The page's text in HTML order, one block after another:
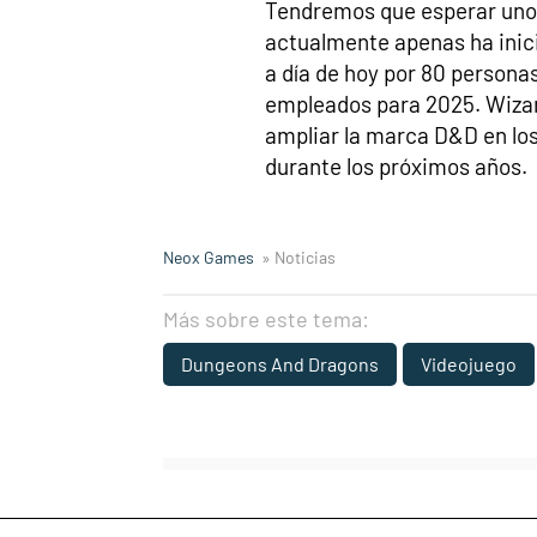
Tendremos que esperar
actualmente apenas ha
a día de hoy por 80
empleados para 2025.
ampliar la marca D&D en
durante los próximos años.
Neox Games » Noticias
Más sobre este tema:
Dungeons And Dragons Videojuego